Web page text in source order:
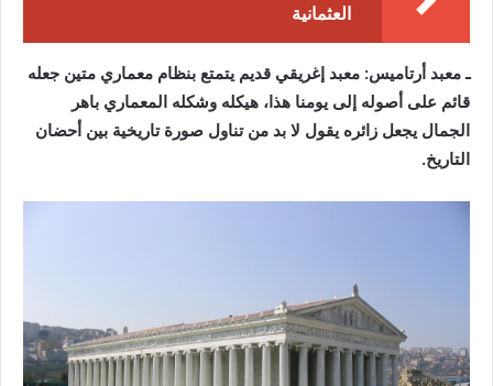
العثمانية
ـ معبد أرتاميس: معبد إغريقي قديم يتمتع بنظام معماري متين جعله
قائم على أصوله إلى يومنا هذا، هيكله وشكله المعماري باهر
الجمال يجعل زائره يقول لا بد من تناول صورة تاريخية بين أحضان
التاريخ.